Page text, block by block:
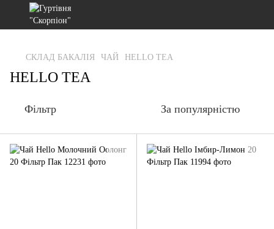
gtag('js', new Date()); gtag('config', 'G-RFXCKGNRF7');
СКЛАД БАКАЛІЯ ЧАЙ HELLO TEA
HELLO TEA
Фільтр За популярністю